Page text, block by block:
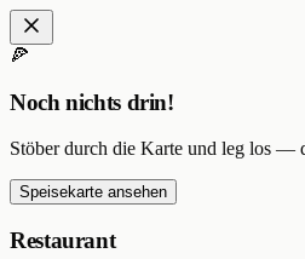
🍕
Noch nichts drin!
Stöber durch die Karte und leg los —
Speisekarte ansehen
Restaurant